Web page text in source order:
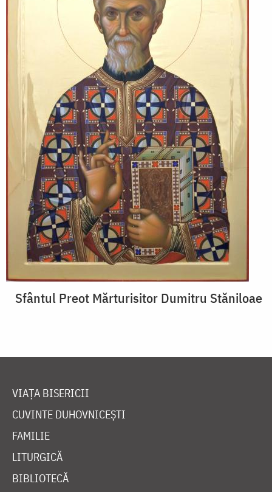
Sfântul Preot Mărturisitor Dumitru Stăniloae
VIAȚA BISERICII
CUVINTE DUHOVNICEȘTI
FAMILIE
LITURGICĂ
BIBLIOTECĂ